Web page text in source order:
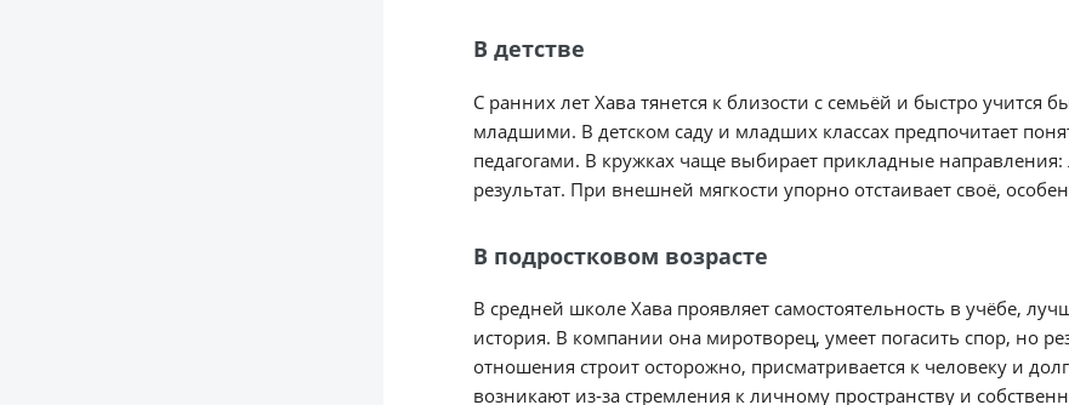
В детстве
С ранних лет Хава тянется к близости с семьёй и быстро
младшими. В детском саду и младших классах предпочитает
педагогами. В кружках чаще выбирает прикладные
результат. При внешней мягкости упорно отстаивает своё,
В подростковом возрасте
В средней школе Хава проявляет самостоятельность в учёбе,
история. В компании она миротворец, умеет погасить спор, но
отношения строит осторожно, присматривается к человеку и
возникают из‑за стремления к личному пространству и